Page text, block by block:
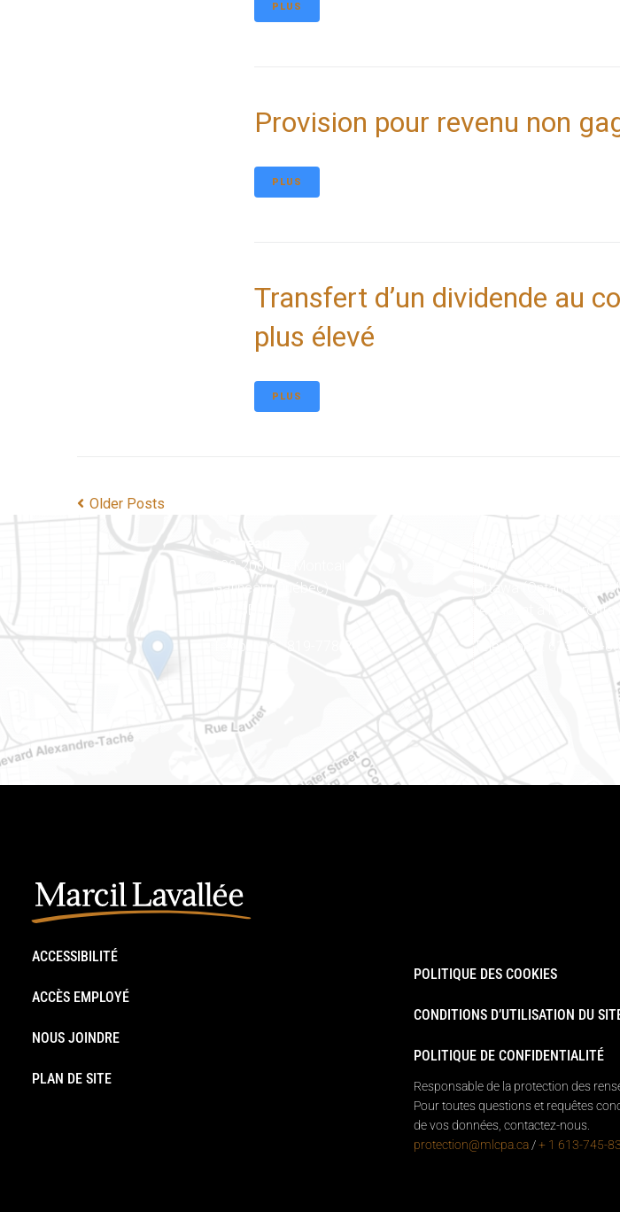
PLUS
Provision pour revenu non
PLUS
Transfert d’un dividende au
plus élevé
PLUS
Older Posts
Gatineau
100-200, rue Montcalm
Gatineau (Québec)
J8Y 3B5
Téléphone : 819-778-2428
Ottawa
400-1420, place Blair
Ottawa (Ontario) K1J
(Adjacent à l’autoroute
Téléphone : 613-745-
ACCESSIBILITÉ
ACCÈS EMPLOYÉ
NOUS JOINDRE
PLAN DE SITE
POLITIQUE DES COOKIES
CONDITIONS D’UTILISATION DU
POLITIQUE DE CONFIDENTIALITÉ
Responsable de la protection des
Pour toutes questions et requêtes
de vos données, contactez-nous.
protection@mlcpa.ca/+ 1 613-745-